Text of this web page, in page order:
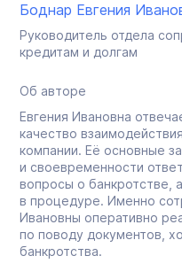
Боднар Евгения
Руководитель отдела
кредитам и долгам
Об авторе
Евгения Ивановна
качество
компании. Её основные
и своевременности
вопросы о банкротстве,
в процедуре. Именно
Ивановны оперативно
по поводу документов,
банкротства.